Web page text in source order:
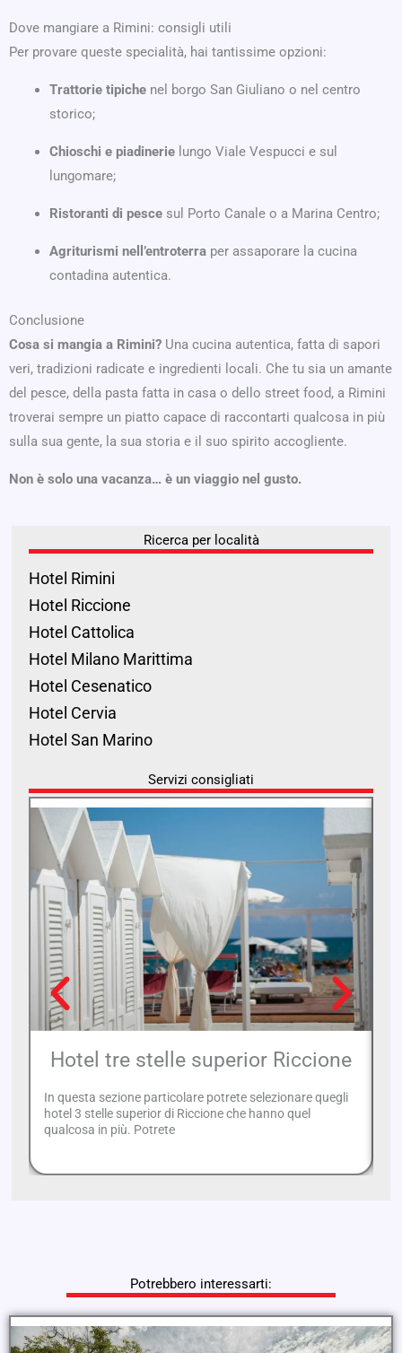
Dove mangiare a Rimini: consigli utili
Per provare queste specialità, hai tantissime opzioni:
Trattorie tipiche nel borgo San Giuliano o nel centro
storico;
Chioschi e piadinerie lungo Viale Vespucci e sul
lungomare;
Ristoranti di pesce sul Porto Canale o a Marina Centro;
Agriturismi nell’entroterra per assaporare la cucina
contadina autentica.
Conclusione
Cosa si mangia a Rimini? Una cucina autentica, fatta di sapori
veri, tradizioni radicate e ingredienti locali. Che tu sia un amante
del pesce, della pasta fatta in casa o dello street food, a Rimini
troverai sempre un piatto capace di raccontarti qualcosa in più
sulla sua gente, la sua storia e il suo spirito accogliente.
Non è solo una vacanza… è un viaggio nel gusto.
Ricerca per località
Hotel Rimini
Hotel Riccione
Hotel Cattolica
Hotel Milano Marittima
Hotel Cesenatico
Hotel Cervia
Hotel San Marino
Servizi consigliati
Hotel tre stelle superior Riccione
In questa sezione particolare potrete selezionare quegli
hotel 3 stelle superior di Riccione che hanno quel
qualcosa in più. Potrete
Potrebbero interessarti: